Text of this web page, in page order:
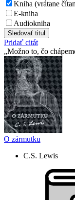
Kniha (vrátane
E-kniha
Audiokniha
Sledovať titul
Pridať citát
Možno to, čo
O zármutku
C.S. Lewis